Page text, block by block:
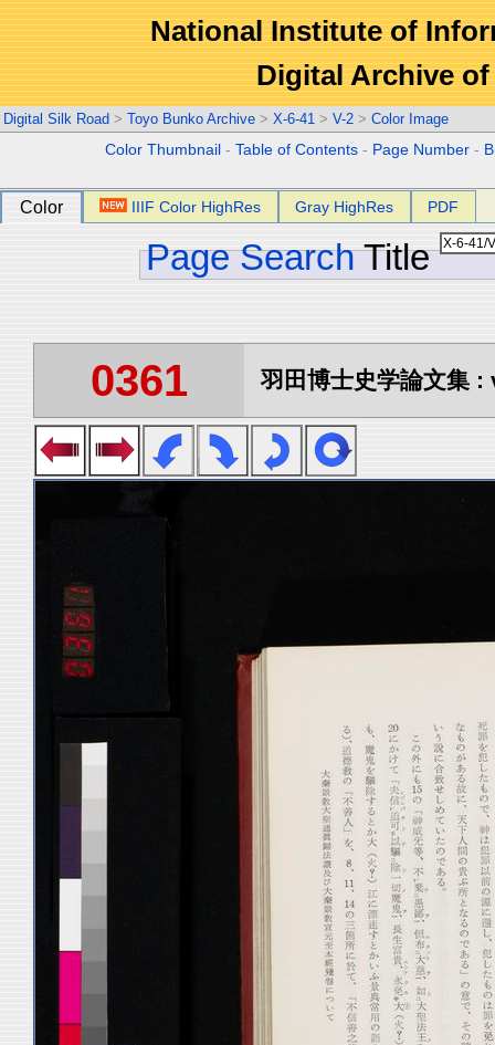
National Institute of
Digital Archive
Digital Silk Road > Toyo Bunko Archive > X-6-41 > V-2 > Color Image
Color Thumbnail -Table of Contents - Page Number -
Color IIIF Color HighRes Gray HighRes PDF
Page Search Title
0361 羽田博士史学論文集 :